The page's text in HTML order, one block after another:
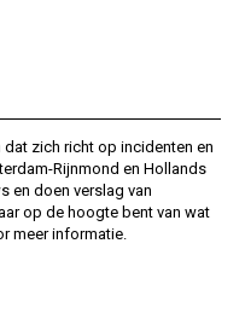
zich richt op incidenten en
Rijnmond en Hollands
en doen verslag van
op de hoogte bent van wat
meer informatie.